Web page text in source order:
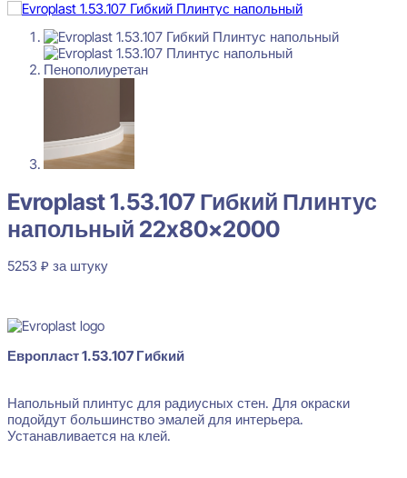
Evroplast 1.53.107 Гибкий Плинтус
напольный 22x80x2000
5253 ₽ за штуку
Европласт 1.53.107 Гибкий
Напольный плинтус для радиусных стен. Для окраски
подойдут большинство эмалей для интерьера.
Устанавливается на клей.